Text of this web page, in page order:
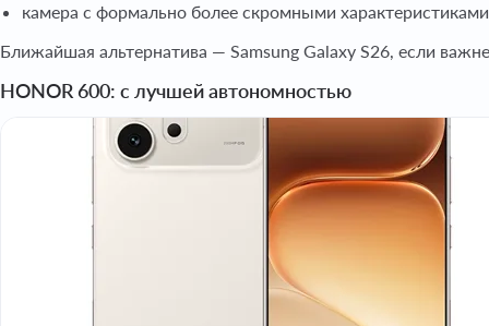
камера с формально более скромными
Ближайшая альтернатива — Samsung Galaxy S26, если
HONOR 600: с лучшей автономностью